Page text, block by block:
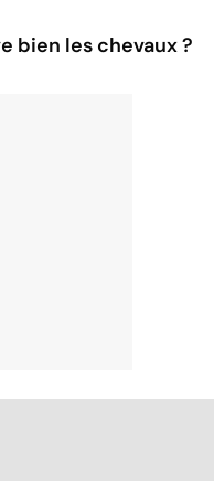
bien les chevaux ?